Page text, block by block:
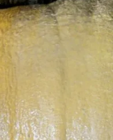
既定計劃